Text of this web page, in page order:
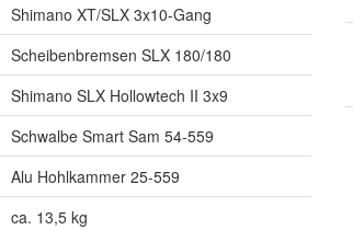
Shimano XT/SLX 3x10-Gang
Scheibenbremsen SLX 180/180
Shimano SLX Hollowtech II 3x9
Schwalbe Smart Sam 54-559
Alu Hohlkammer 25-559
ca. 13,5 kg